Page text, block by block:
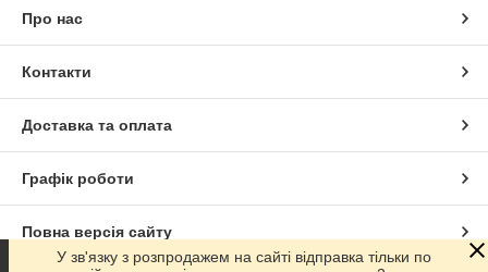
Про нас
Контакти
Доставка та оплата
Графік роботи
Повна версія сайту
У зв'язку з розпродажем на сайті відправка тільки по